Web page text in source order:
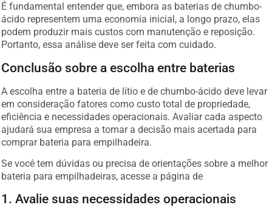
É fundamental entender que, embora as baterias de chumbo-
ácido representem uma economia inicial, a longo prazo, elas
podem produzir mais custos com manutenção e reposição.
Portanto, essa análise deve ser feita com cuidado.
Conclusão sobre a escolha entre baterias
A escolha entre a bateria de lítio e de chumbo-ácido deve levar
em consideração fatores como custo total de propriedade,
eficiência e necessidades operacionais. Avaliar cada aspecto
ajudará sua empresa a tomar a decisão mais acertada para
comprar bateria para empilhadeira.
Se você tem dúvidas ou precisa de orientações sobre a melhor
bateria para empilhadeiras, acesse a página de
1. Avalie suas necessidades operacionais